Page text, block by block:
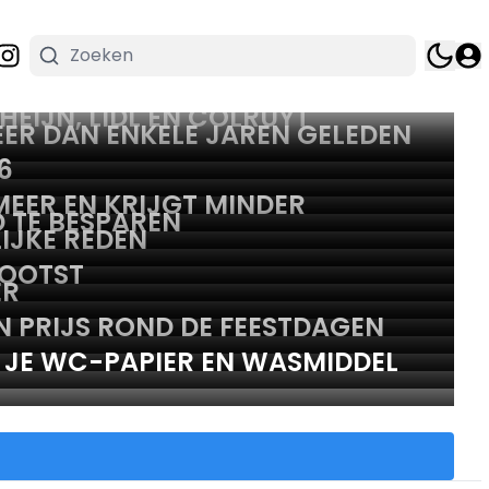
LIDL EN COLRUYT
DAN ENKELE JAREN GELEDEN
EN KRIJGT MINDER
BESPAREN
REDEN
ROND DE FEESTDAGEN
WC-PAPIER EN WASMIDDEL